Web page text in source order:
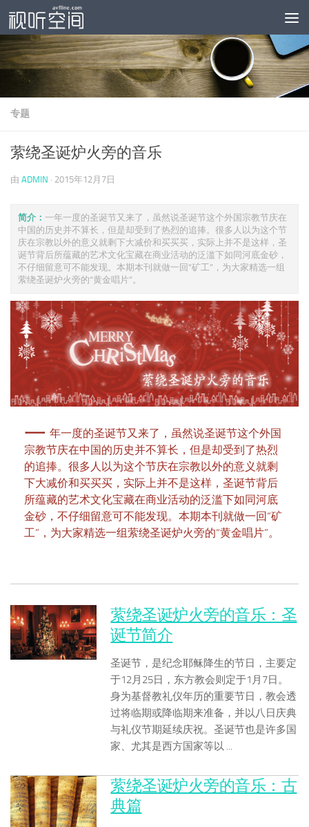
跳至内容
专题
萦绕圣诞炉火旁的音乐
由 ADMIN · 2015年12月7日
简介： 一年一度的圣诞节又来了，虽然说圣诞节这个外国宗教节庆在
中国的历史并不算长，但是却受到了热烈的追捧。很多人以为这个节
庆在宗教以外的意义就剩下大减价和买买买，实际上并不是这样，圣
诞节背后所蕴藏的艺术文化宝藏在商业活动的泛滥下如同河底金砂，
不仔细留意可不能发现。本期本刊就做一回“矿工”，为大家精选一组
萦绕圣诞炉火旁的“黄金唱片”。
一 年一度的圣诞节又来了，虽然说圣诞节这个外国
宗教节庆在中国的历史并不算长，但是却受到了热烈
的追捧。很多人以为这个节庆在宗教以外的意义就剩
下大减价和买买买，实际上并不是这样，圣诞节背后
所蕴藏的艺术文化宝藏在商业活动的泛滥下如同河底
金砂，不仔细留意可不能发现。本期本刊就做一回“矿
工”，为大家精选一组萦绕圣诞炉火旁的“黄金唱片”。
萦绕圣诞炉火旁的音乐：圣
诞节简介
圣诞节，是纪念耶稣降生的节日，主要定
于12月25日，东方教会则定于1月7日。
身为基督教礼仪年历的重要节日，教会透
过将临期或降临期来准备，并以八日庆典
与礼仪节期延续庆祝。圣诞节也是许多国
家、尤其是西方国家等以 ...
萦绕圣诞炉火旁的音乐：古
典篇